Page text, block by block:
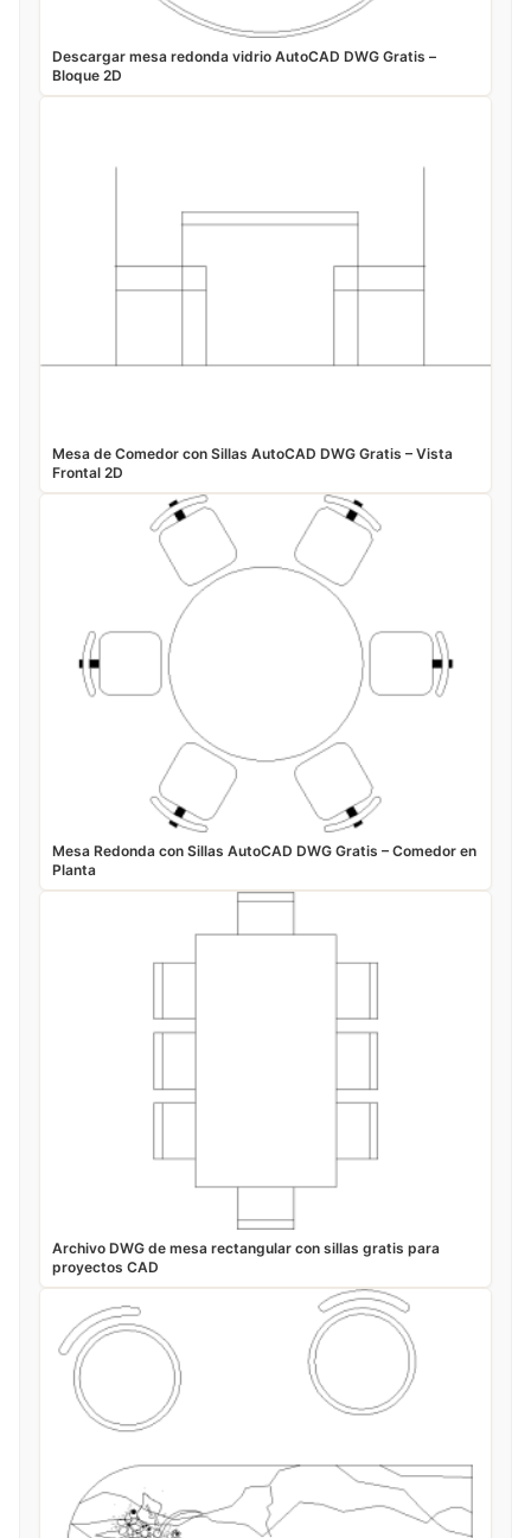
Descargar mesa redonda vidrio AutoCAD DWG Gratis –
Bloque 2D
Mesa de Comedor con Sillas AutoCAD DWG Gratis – Vista
Frontal 2D
Mesa Redonda con Sillas AutoCAD DWG Gratis – Comedor en
Planta
Archivo DWG de mesa rectangular con sillas gratis para
proyectos CAD